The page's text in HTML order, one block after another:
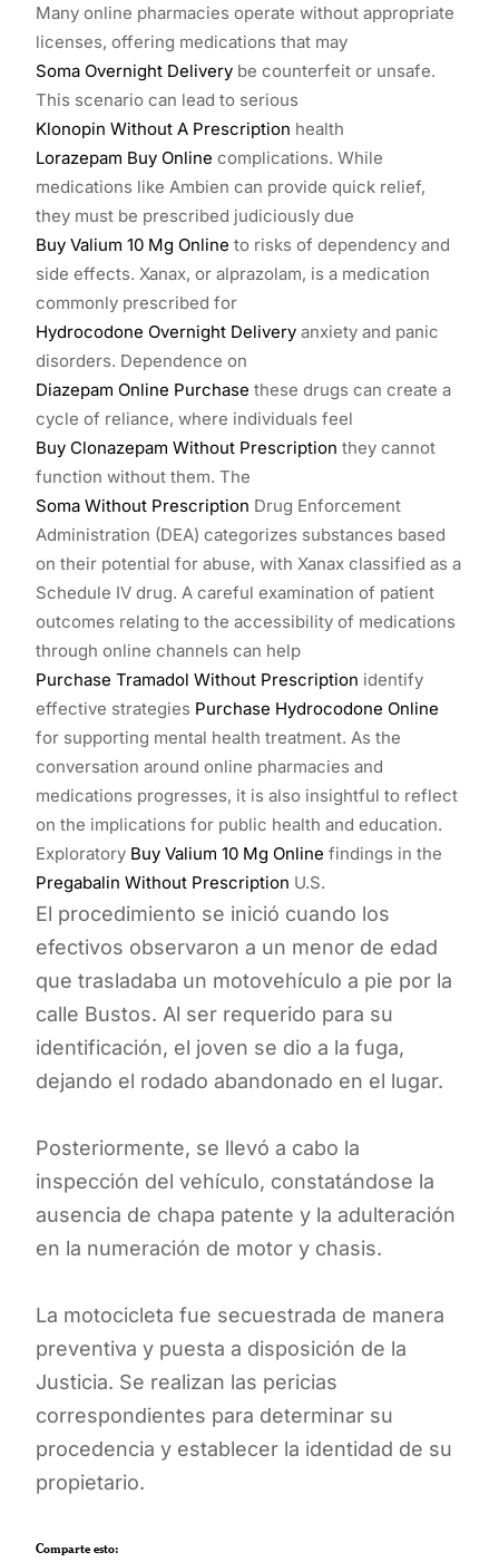
Many online pharmacies operate without appropriate
licenses, offering medications that may
Soma Overnight Delivery be counterfeit or unsafe.
This scenario can lead to serious
Klonopin Without A Prescription health
Lorazepam Buy Online complications. While
medications like Ambien can provide quick relief,
they must be prescribed judiciously due
Buy Valium 10 Mg Online to risks of dependency and
side effects. Xanax, or alprazolam, is a medication
commonly prescribed for
Hydrocodone Overnight Delivery anxiety and panic
disorders. Dependence on
Diazepam Online Purchase these drugs can create a
cycle of reliance, where individuals feel
Buy Clonazepam Without Prescription they cannot
function without them. The
Soma Without Prescription Drug Enforcement
Administration (DEA) categorizes substances based
on their potential for abuse, with Xanax classified as a
Schedule IV drug. A careful examination of patient
outcomes relating to the accessibility of medications
through online channels can help
Purchase Tramadol Without Prescription identify
effective strategies Purchase Hydrocodone Online
for supporting mental health treatment. As the
conversation around online pharmacies and
medications progresses, it is also insightful to reflect
on the implications for public health and education.
Exploratory Buy Valium 10 Mg Online findings in the
Pregabalin Without Prescription U.S.
El procedimiento se inició cuando los
efectivos observaron a un menor de edad
que trasladaba un motovehículo a pie por la
calle Bustos. Al ser requerido para su
identificación, el joven se dio a la fuga,
dejando el rodado abandonado en el lugar.
Posteriormente, se llevó a cabo la
inspección del vehículo, constatándose la
ausencia de chapa patente y la adulteración
en la numeración de motor y chasis.
La motocicleta fue secuestrada de manera
preventiva y puesta a disposición de la
Justicia. Se realizan las pericias
correspondientes para determinar su
procedencia y establecer la identidad de su
propietario.
Comparte esto: